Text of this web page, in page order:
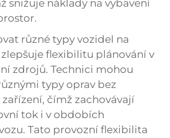
snižuje náklady na vybavení
různé typy vozidel na
flexibilitu plánování v
zdrojů. Technici mohou
typy oprav bez
čímž zachovávají
tok i v obdobích
Tato provozní flexibilita